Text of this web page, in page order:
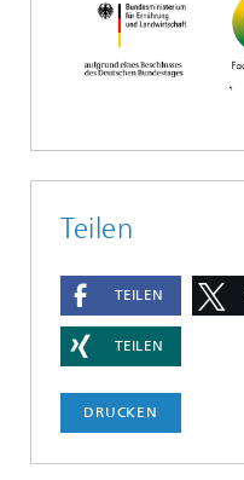
Teilen
TEILEN
TEILEN
DRUCKEN